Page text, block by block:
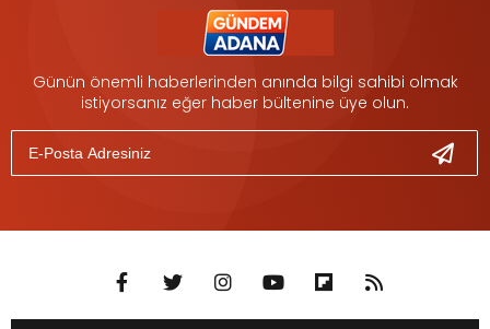
Günün önemli haberlerinden anında bilgi sahibi olmak
istiyorsanız eğer haber bültenine üye olun.